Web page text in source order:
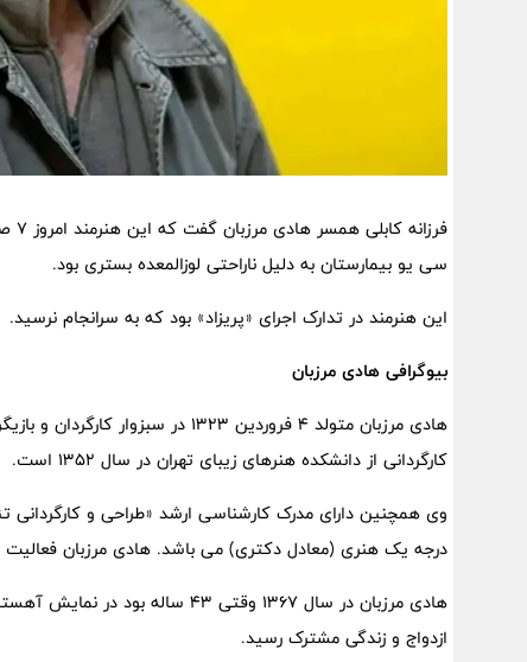
سی یو بیمارستان به دلیل ناراحتی لوزالمعده بستری بود.
این هنرمند در تدارک اجرای «پریزاد» بود که به سرانجام نرسید.
بیوگرافی هادی مرزبان
هادی مرزبان متولد 4 فروردین
کارگردانی از دانشکده هنرهای زیبای تهران در سال 1352 است.
درجه یک هنری (معادل دکتری) می باشد. هادی مرزبان فعالیت خود در
ازدواج و زندگی مشترک رسید.